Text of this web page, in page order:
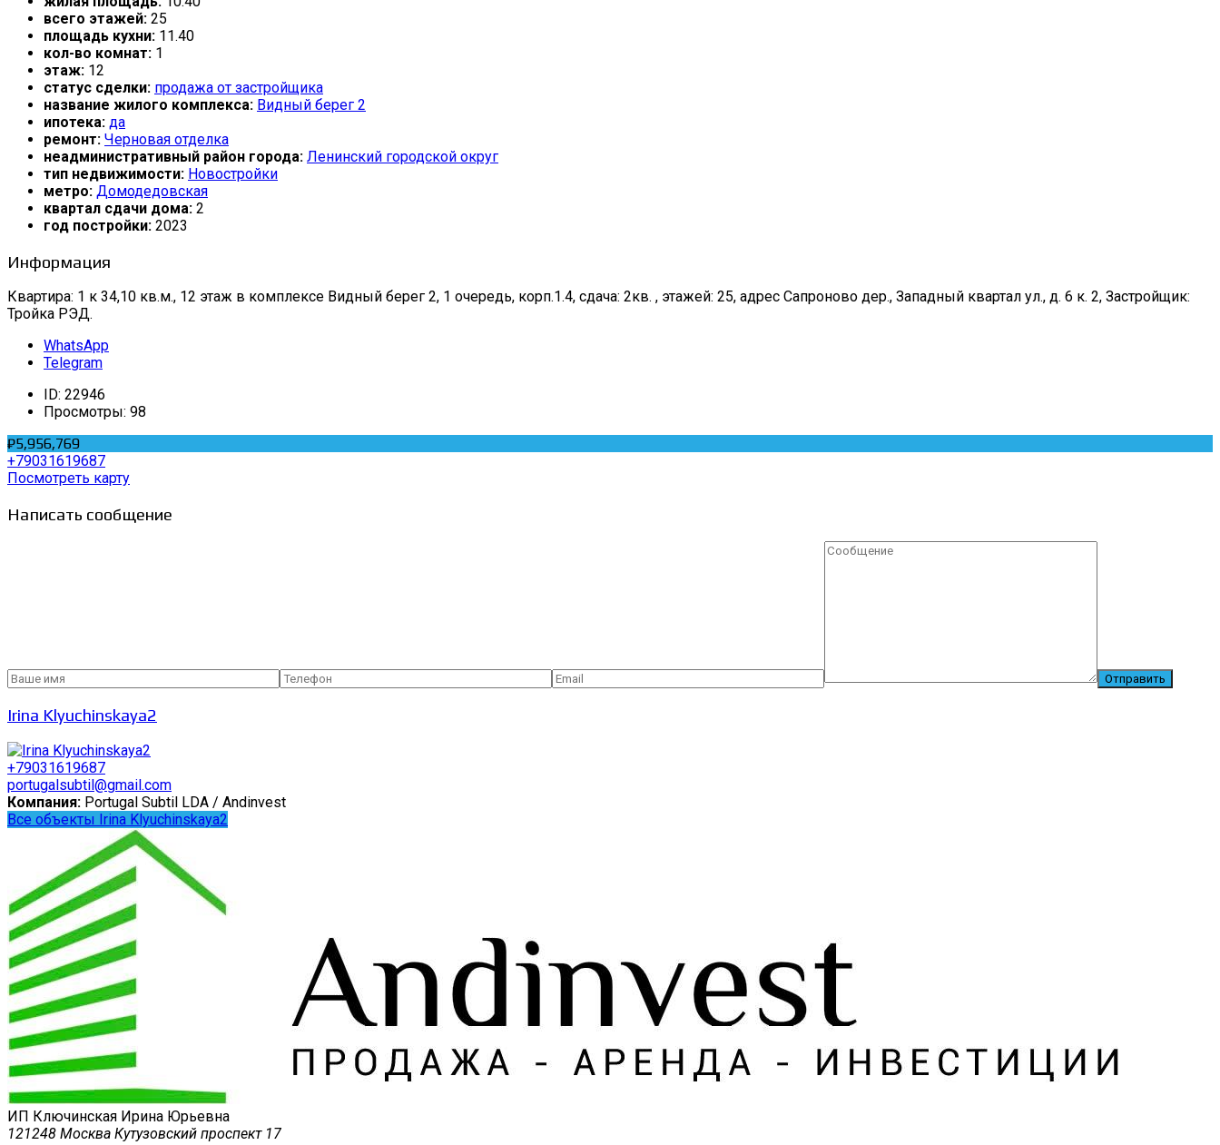
всего этажей: 25
площадь кухни: 11.40
кол-во комнат: 1
этаж: 12
статус сделки: продажа от застройщика
название жилого комплекса: Видный берег 2
ипотека: да
ремонт: Черновая отделка
неадминистративный район города: Ленинский городской округ
тип недвижимости: Новостройки
метро: Домодедовская
квартал сдачи дома: 2
год постройки: 2023
Информация
Квартира: 1 к 34,10 кв.м., 12 этаж в комплексе Видный берег 2, 1 очередь, корп.1.4, сдача: 2кв. , этажей: 25, адрес Сапроново дер., Западный квартал ул., д. 6 к. 2, Застройщик:
Тройка РЭД.
WhatsApp
Telegram
ID: 22946
Просмотры: 98
₽5,956,769
+79031619687
Посмотреть карту
Написать сообщение
Irina Klyuchinskaya2
+79031619687
portugalsubtil@gmail.com
Компания: Portugal Subtil LDA / Andinvest
Все объекты Irina Klyuchinskaya2
ИП Ключинская Ирина Юрьевна
121248 Москва Кутузовский проспект 17